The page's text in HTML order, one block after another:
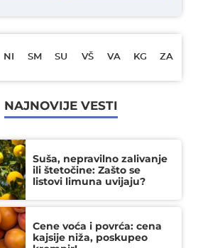
NI SM SU VŠ VA KG ZA
NAJNOVIJE VESTI
Suša, nepravilno zalivanje
ili štetočine: Zašto se
listovi limuna uvijaju?
Cene voća i povrća: cena
kajsije niža, poskupeo